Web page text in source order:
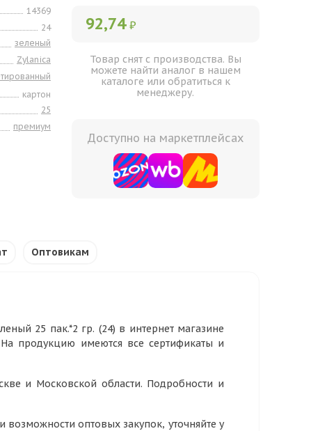
14369
24
зеленый
Zylanica
картон
25
премиум
92,74 ₽
Товар снят с производства. Вы
можете найти аналог в нашем
каталоге или обратиться к
менеджеру.
Доступно на маркетплейсах
Оптовикам
25 пак.*2 гр. (24) в интернет магазине
продукцию имеются все сертификаты и
и Московской области. Подробности и
оптовых закупок, уточняйте у